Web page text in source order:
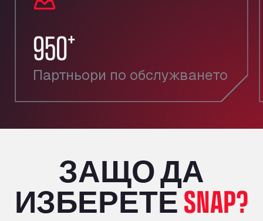
950+
Партньори по обслужването
ЗАЩО ДА
ИЗБЕРЕТЕSNAP?